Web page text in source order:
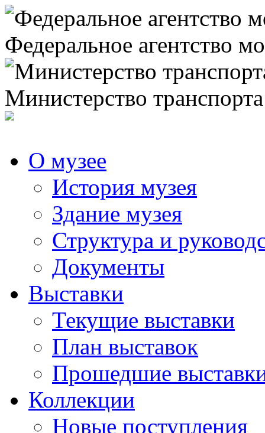
Федеральное агентство
Министерство
О музее
История музея
Здание музея
Структура и
Документы
Выставки
Текущие выставки
План выставок
Прошедшие
Коллекции
Новые поступления